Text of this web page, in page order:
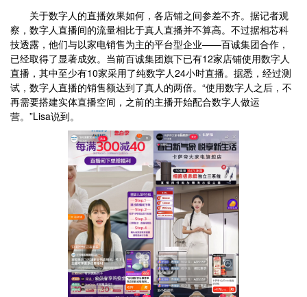
关于数字人的直播效果如何，各店铺之间参差不齐。据记者观
察，数字人直播间的流量相比于真人直播并不算高。不过据相芯科
技透露，他们与以家电销售为主的平台型企业——百诚集团合作，
已经取得了显著成效。当前百诚集团旗下已有12家店铺使用数字人
直播，其中至少有10家采用了纯数字人24小时直播。据悉，经过测
试，数字人直播的销售额达到了真人的两倍。“使用数字人之后，不
再需要搭建实体直播空间，之前的主播开始配合数字人做运
营。”Lisa说到。